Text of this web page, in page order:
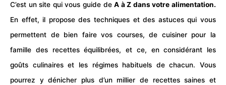
C’est un site qui vous guide deA à Z dans votrealimentation.
En effet, il propose des techniques et des astuces qui vous
permettent de bien faire vos courses, de cuisiner pour la
famille des recettes équilibrées, et ce, en considérant les
goûts culinaires et les régimes habituels de chacun. Vous
pourrez y dénicher plus d’un millier de recettes saines et